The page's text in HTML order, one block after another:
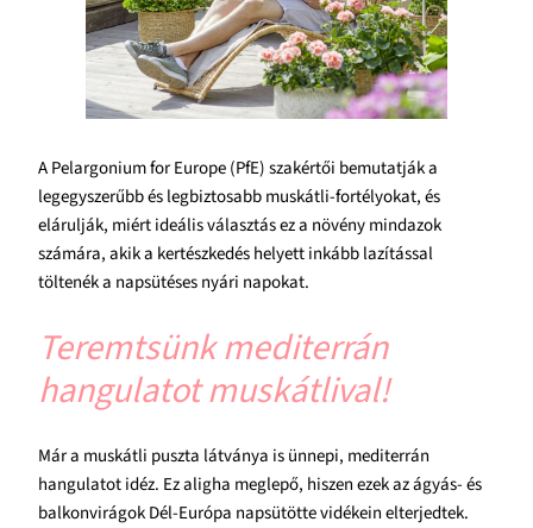
A Pelargonium for Europe (PfE) szakértői bemutatják a
legegyszerűbb és legbiztosabb muskátli-fortélyokat, és
elárulják, miért ideális választás ez a növény mindazok
számára, akik a kertészkedés helyett inkább lazítással
töltenék a napsütéses nyári napokat.
Teremtsünk mediterrán
hangulatot muskátlival!
Már a muskátli puszta látványa is ünnepi, mediterrán
hangulatot idéz. Ez aligha meglepő, hiszen ezek az ágyás- és
balkonvirágok Dél-Európa napsütötte vidékein elterjedtek.